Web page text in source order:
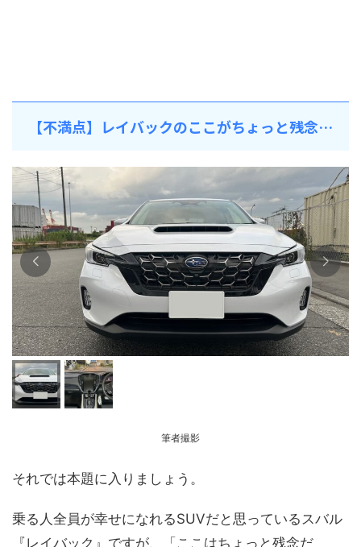
【不満点】レイバックのここがちょっと残念…
筆者撮影
それでは本題に入りましょう。
乗る人全員が幸せになれるSUVだと思っているスバル
『レイバック』ですが、「ここはちょっと残念だ